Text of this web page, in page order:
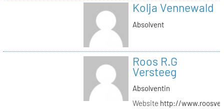
Kolja Vennewald
Absolvent
Roos R.G
Versteeg
Absolventin
Website http://